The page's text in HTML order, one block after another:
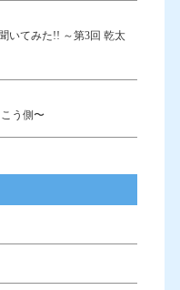
いてみた!! ～第3回 乾太
う側〜